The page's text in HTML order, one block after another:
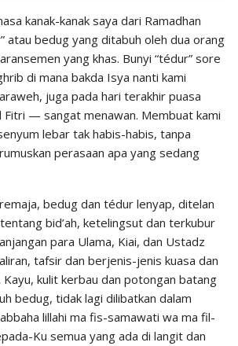
kanak-kanak saya dari Ramadhan
atau bedug yang ditabuh oleh dua orang
yang khas. Bunyi “tédur” sore
di mana bakda Isya nanti kami
juga pada hari terakhir puasa
Fitri — sangat menawan. Membuat kami
lebar tak habis-habis, tanpa
perasaan apa yang sedang
bedug dan tédur lenyap, ditelan
bid’ah, ketelingsut dan terkubur
para Ulama, Kiai, dan Ustadz
tafsir dan berjenis-jenis kuasa dan
Kayu, kulit kerbau dan potongan batang
bedug, tidak lagi dilibatkan dalam
lillahi ma fis-samawati wa ma fil-
Ku semua yang ada di langit dan